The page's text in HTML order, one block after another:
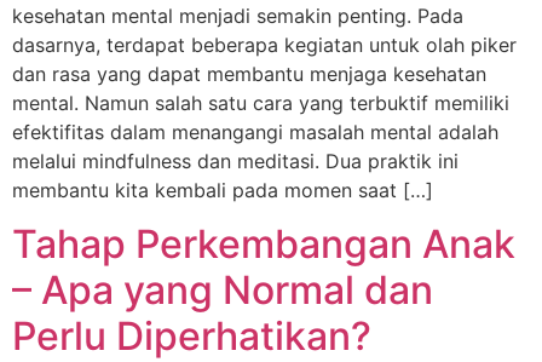
kesehatan mental menjadi semakin penting. Pada
dasarnya, terdapat beberapa kegiatan untuk olah piker
dan rasa yang dapat membantu menjaga kesehatan
mental. Namun salah satu cara yang terbuktif memiliki
efektifitas dalam menangangi masalah mental adalah
melalui mindfulness dan meditasi. Dua praktik ini
membantu kita kembali pada momen saat […]
Tahap Perkembangan Anak
– Apa yang Normal dan
Perlu Diperhatikan?